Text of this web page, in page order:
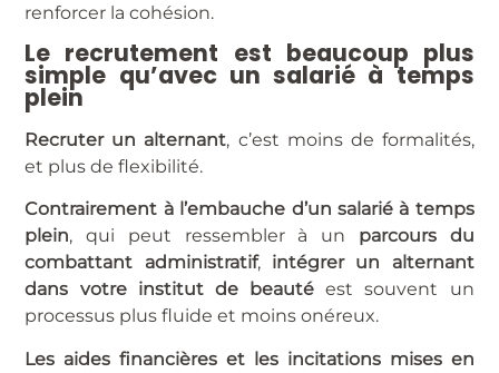
renforcer la cohésion.
Le recrutement est beaucoup plus
simple qu’avec un salarié à temps
plein
Recruter un alternant, c’est moins de formalités,
et plus de flexibilité.
Contrairement à l’embauche d’un salarié à temps
plein, qui peut ressembler à un parcours du
combattant administratif, intégrer un alternant
dans votre institut de beauté est souvent un
processus plus fluide et moins onéreux.
Les aides financières et les incitations mises en